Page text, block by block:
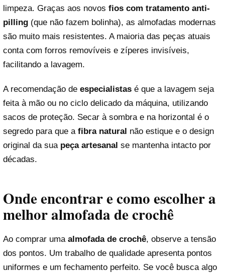
limpeza. Graças aos novos fios com tratamento anti-
pilling (que não fazem bolinha), as almofadas modernas
são muito mais resistentes. A maioria das peças atuais
conta com forros removíveis e zíperes invisíveis,
facilitando a lavagem.
A recomendação de especialistas é que a lavagem seja
feita à mão ou no ciclo delicado da máquina, utilizando
sacos de proteção. Secar à sombra e na horizontal é o
segredo para que a fibra natural não estique e o design
original da sua peça artesanal se mantenha intacto por
décadas.
Onde encontrar e como escolher a
melhor almofada de crochê
Ao comprar uma almofada de crochê, observe a tensão
dos pontos. Um trabalho de qualidade apresenta pontos
uniformes e um fechamento perfeito. Se você busca algo